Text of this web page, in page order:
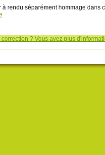
à rendu séparément hommage dans
? Vous avez plus